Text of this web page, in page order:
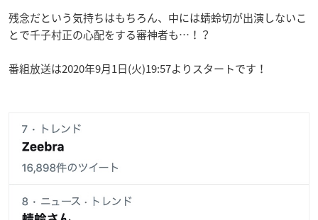
残念だという気持ちはもちろん、中には蜻蛉切が出演しないこ
とで千子村正の心配をする審神者も…！？
番組放送は2020年9月1日(火)19:57よりスタートです！